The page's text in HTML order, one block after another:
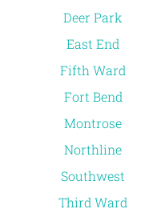
Deer Park
East End
Fifth Ward
Fort Bend
Montrose
Northline
Southwest
Third Ward